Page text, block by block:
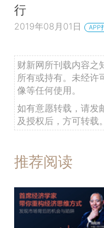
行
2019年08月01日 APP
财新网所刊载内容之
所有或持有。未经许
像等任何使用。
如有意愿转载，请发
及授权后，方可转载。
推荐阅读